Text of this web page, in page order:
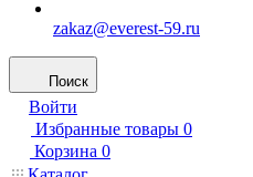
zakaz@everest-59.ru
Поиск
Войти
Избранные товары 0
Корзина 0